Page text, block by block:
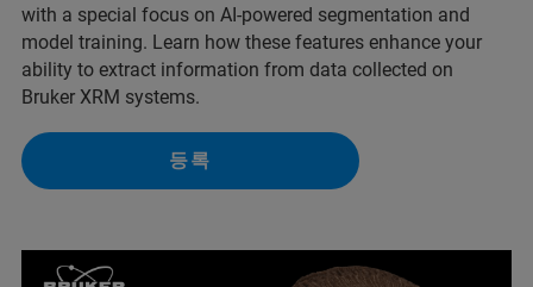
with a special focus on AI-powered segmentation and
model training. Learn how these features enhance your
ability to extract information from data collected on
Bruker XRM systems.
등록